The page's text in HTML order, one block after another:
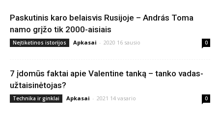
Paskutinis karo belaisvis Rusijoje – András Toma
namo grįžo tik 2000-aisiais
Neįtikėtinos istorijos Apkasai - 2020 16 sausio 0
7 įdomūs faktai apie Valentine tanką – tanko vadas-
užtaisinėtojas?
Technika ir ginklai Apkasai - 2021 14 vasario 0